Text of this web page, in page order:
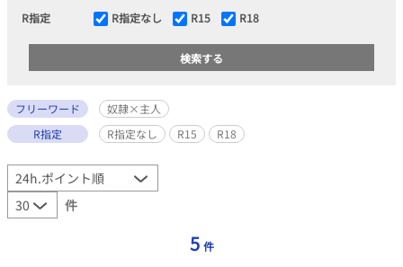
R指定 R指定なし R15 R18
フリーワード
奴隷×主人
R指定
R指定なし R15 R18
件
5 件